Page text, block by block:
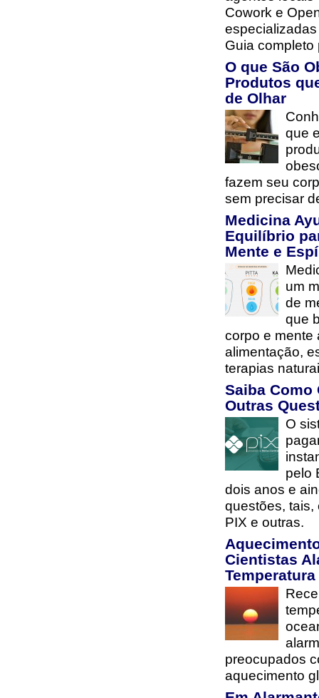
Cowork e
Guia completo
O que São
Produtos
de Olhar
que
fazem seu
sem precisar
Medicina
Equilíbrio
Mente e
um
de
que
corpo e mente
alimentação,
terapias
Saiba Como
Outras
O
pelo
dois anos e
questões, tais,
PIX e outras.
Cientistas
preocupados
aquecimento